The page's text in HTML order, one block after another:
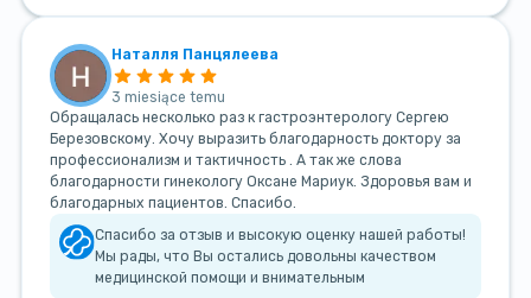
Наталля Панцялеева
3 miesiące temu
Обращалась несколько раз к гастроэнтерологу Сергею
Березовскому. Хочу выразить благодарность доктору за
профессионализм и тактичность . А так же слова
благодарности гинекологу Оксане Мариук. Здоровья вам и
благодарных пациентов. Спасибо.
Спасибо за отзыв и высокую оценку нашей работы!
Мы рады, что Вы остались довольны качеством
медицинской помощи и внимательным